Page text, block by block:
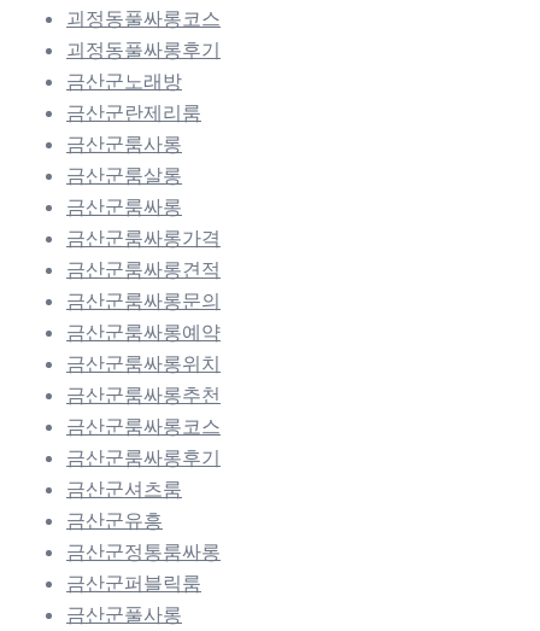
괴정동풀싸롱코스
괴정동풀싸롱후기
금산군노래방
금산군란제리룸
금산군룸사롱
금산군룸살롱
금산군룸싸롱
금산군룸싸롱가격
금산군룸싸롱견적
금산군룸싸롱문의
금산군룸싸롱예약
금산군룸싸롱위치
금산군룸싸롱추천
금산군룸싸롱코스
금산군룸싸롱후기
금산군셔츠룸
금산군유흥
금산군정통룸싸롱
금산군퍼블릭룸
금산군풀사롱